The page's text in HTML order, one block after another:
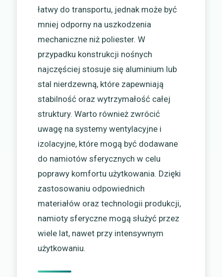
łatwy do transportu, jednak może być
mniej odporny na uszkodzenia
mechaniczne niż poliester. W
przypadku konstrukcji nośnych
najczęściej stosuje się aluminium lub
stal nierdzewną, które zapewniają
stabilność oraz wytrzymałość całej
struktury. Warto również zwrócić
uwagę na systemy wentylacyjne i
izolacyjne, które mogą być dodawane
do namiotów sferycznych w celu
poprawy komfortu użytkowania. Dzięki
zastosowaniu odpowiednich
materiałów oraz technologii produkcji,
namioty sferyczne mogą służyć przez
wiele lat, nawet przy intensywnym
użytkowaniu.